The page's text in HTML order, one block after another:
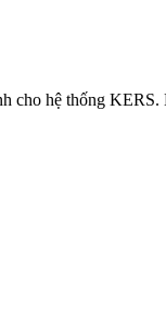
cho hệ thống